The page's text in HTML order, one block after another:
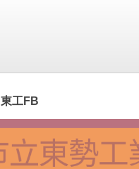
東工FB